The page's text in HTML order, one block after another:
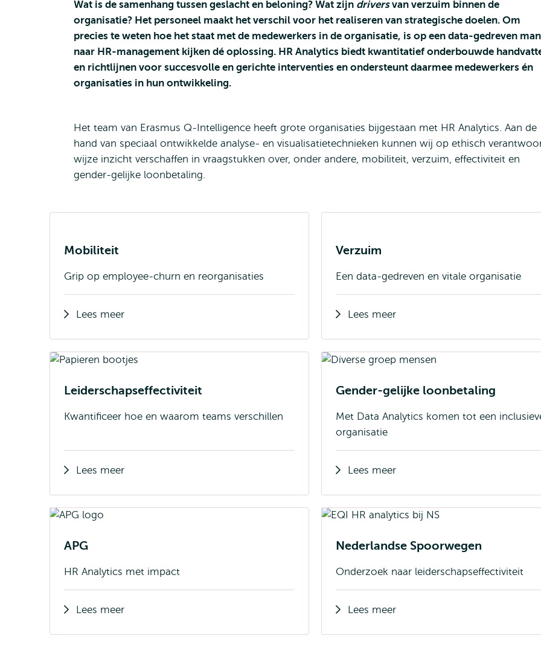
Wat is de samenhang tussen geslacht en beloning? Wat zijn driversvan verzuim binnen de
organisatie? Het personeel maakt het verschil voor het realiseren van strategische doelen. Om
precies te weten hoe het staat met de medewerkers in de organisatie, is op een data-gedreven
naar HR-management kijken dé oplossing. HR Analytics biedt kwantitatief onderbouwde
en richtlijnen voor succesvolle en gerichte interventies en ondersteunt daarmee medewerkers én
organisaties in hun ontwikkeling.
Het team van Erasmus Q-Intelligence heeft grote organisaties bijgestaan met HR Analytics. Aan de
hand van speciaal ontwikkelde analyse- en visualisatietechnieken kunnen wij op ethisch
wijze inzicht verschaffen in vraagstukken over, onder andere, mobiliteit, verzuim, effectiviteit en
gender-gelijke loonbetaling.
Mobiliteit
Grip op employee-churn en reorganisaties
Lees meer
Verzuim
Een data-gedreven en vitale organisatie
Lees meer
Leiderschapseffectiviteit
Kwantificeer hoe en waarom teams verschillen
Lees meer
Gender-gelijke loonbetaling
Met Data Analytics komen tot een
organisatie
Lees meer
APG
HR Analytics met impact
Lees meer
Nederlandse Spoorwegen
Onderzoek naar leiderschapseffectiviteit
Lees meer